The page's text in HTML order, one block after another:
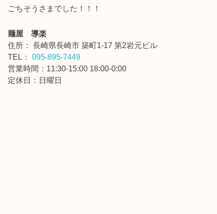
ごちそうさまでした！！！
麺屋 導楽
住所：長崎県長崎市 築町1-17 第2岩元ビル
TEL：095-895-7449
営業時間：11:30-15:00 18:00-0:00
定休日：日曜日